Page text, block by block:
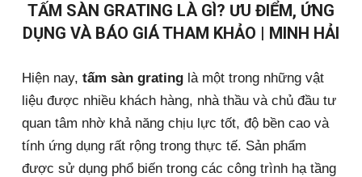
TẤM SÀN GRATING LÀ GÌ? ƯU ĐIỂM, ỨNG
DỤNG VÀ BÁO GIÁ THAM KHẢO | MINH HẢI
Hiện nay, tấm sàn grating là một trong những vật
liệu được nhiều khách hàng, nhà thầu và chủ đầu tư
quan tâm nhờ khả năng chịu lực tốt, độ bền cao và
tính ứng dụng rất rộng trong thực tế. Sản phẩm
được sử dụng phổ biến trong các công trình hạ tầng